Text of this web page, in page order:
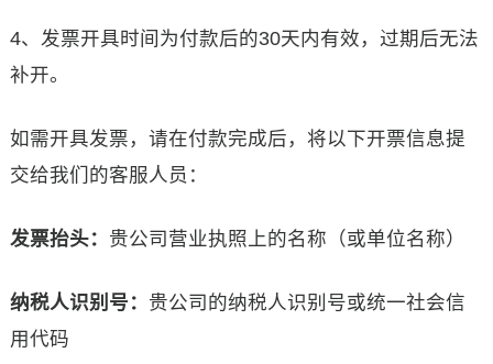
4、发票开具时间为付款后的30天内有效，过期后无法
补开。
如需开具发票，请在付款完成后，将以下开票信息提
交给我们的客服人员：
发票抬头： 贵公司营业执照上的名称（或单位名称）
纳税人识别号： 贵公司的纳税人识别号或统一社会信
用代码